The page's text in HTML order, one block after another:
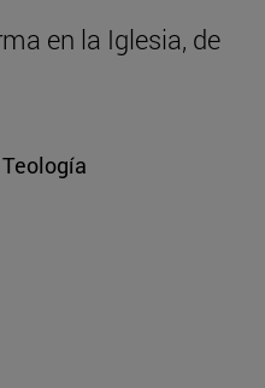
en la Iglesia, de